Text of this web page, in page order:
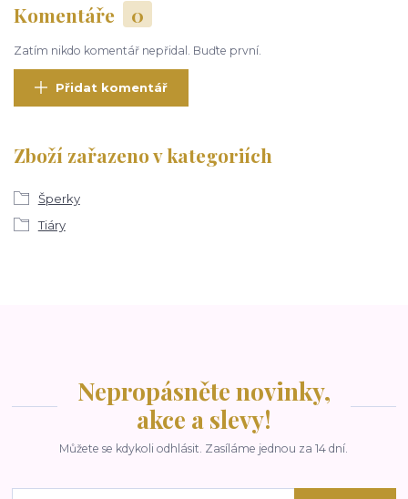
Komentáře 0
Zatím nikdo komentář nepřidal. Buďte první.
Přidat komentář
Zboží zařazeno v kategoriích
Šperky
Tiáry
Nepropásněte novinky,
akce a slevy!
Můžete se kdykoli odhlásit. Zasíláme jednou za 14 dní.